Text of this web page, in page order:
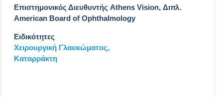
Επιστημονικός Διευθυντής Athens Vision, Διπλ.
American Board of Ophthalmology
Ειδικότητες
Χειρουργική Γλαυκώματος,
Καταρράκτη